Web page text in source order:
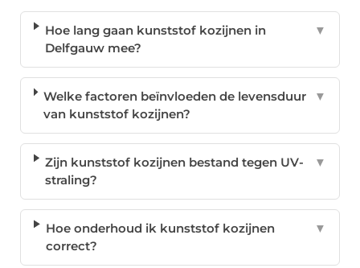
Hoe lang gaan kunststof kozijnen in
Delfgauw mee?
▼
Welke factoren beïnvloeden de levensduur
van kunststof kozijnen?
▼
Zijn kunststof kozijnen bestand tegen UV-
straling?
▼
Hoe onderhoud ik kunststof kozijnen
correct?
▼